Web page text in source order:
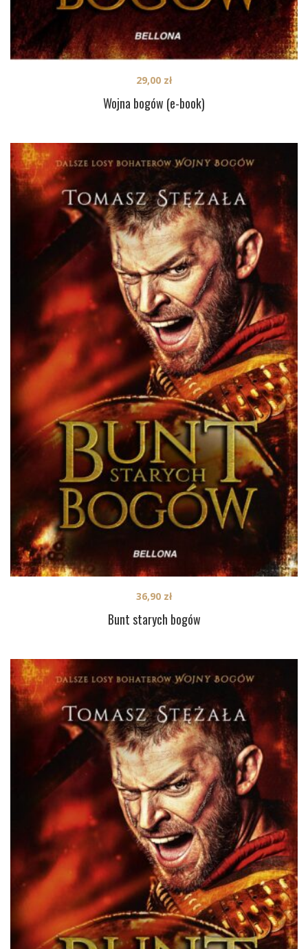
Wojna bogów (e-book)
29,00 zł
Bunt starych bogów
36,90 zł